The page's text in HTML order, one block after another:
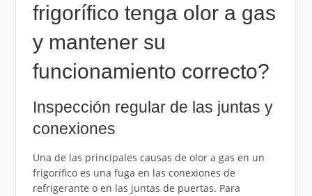
frigorífico tenga olor a gas
y mantener su
funcionamiento correcto?
Inspección regular de las juntas y
conexiones
Una de las principales causas de olor a gas en un
frigorífico es una fuga en las conexiones de
refrigerante o en las juntas de puertas. Para